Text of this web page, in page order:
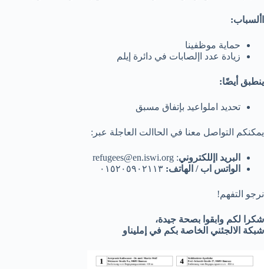
األسباب:
حماية موظفينا
زيادة عدد اإلصابات في دائرة إيلم
ينطبق أيضًا:
تحديد املواعيد بإتفاق مسبق
يمكنكم التواصل معنا في الحاالت العاجلة عبر:
البريد اإللكتروني: refugees@en.iswi.org
الواتس اب / الهاتف:
نرجو التفهم!
شكرا لكم وابقوا بصحة جيدة،
شبكة الالجئني الخاصة بكم في إمليناو